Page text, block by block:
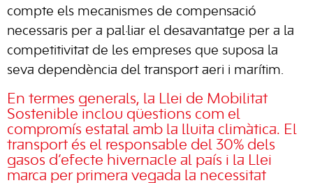
compte els mecanismes de compensació
necessaris per a pal·liar el desavantatge per a la
competitivitat de les empreses que suposa la
seva dependència del transport aeri i marítim.
En termes generals, la Llei de Mobilitat
Sostenible inclou qüestions com el
compromís estatal amb la lluita climàtica. El
transport és el responsable del 30% dels
gasos d’efecte hivernacle al país i la Llei
marca per primera vegada la necessitat